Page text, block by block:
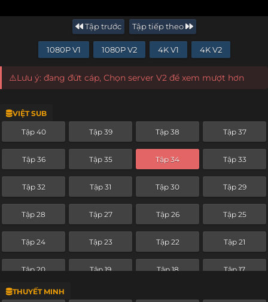
Tập trước Tập tiếp theo
1080P V1 1080P V2 4K V1 4K V2
⚠️Lưu ý: đang đứt cáp, Chọn server V2 để xem mượt hơn
VIỆT SUB
Tập 40 Tập 39 Tập 38 Tập 37
Tập 36 Tập 35 Tập 34 Tập 33
Tập 32 Tập 31 Tập 30 Tập 29
Tập 28 Tập 27 Tập 26 Tập 25
Tập 24 Tập 23 Tập 22 Tập 21
Tập 20 Tập 19 Tập 18 Tập 17
Tập 16
THUYẾT MINH